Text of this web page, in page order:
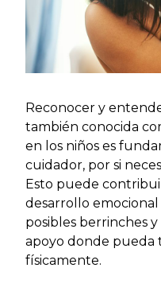
Reconocer y
también conocida
en los niños es
cuidador, por si
Esto puede
desarrollo
posibles berrinches
apoyo donde pueda
físicamente.